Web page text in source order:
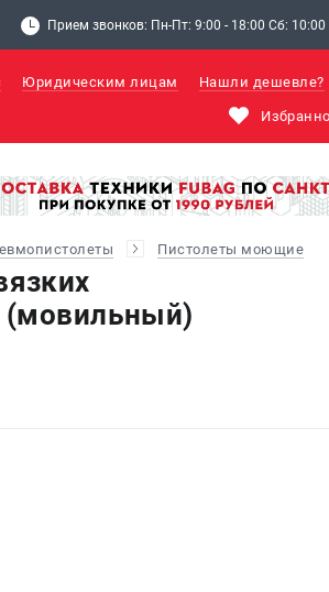
Прием звонков: Пн-Пт: 9:00 - 18:00 Сб: 10:00
Юридическим лицам Нашли дешевле?
Пистолеты моющие
(мовильный)